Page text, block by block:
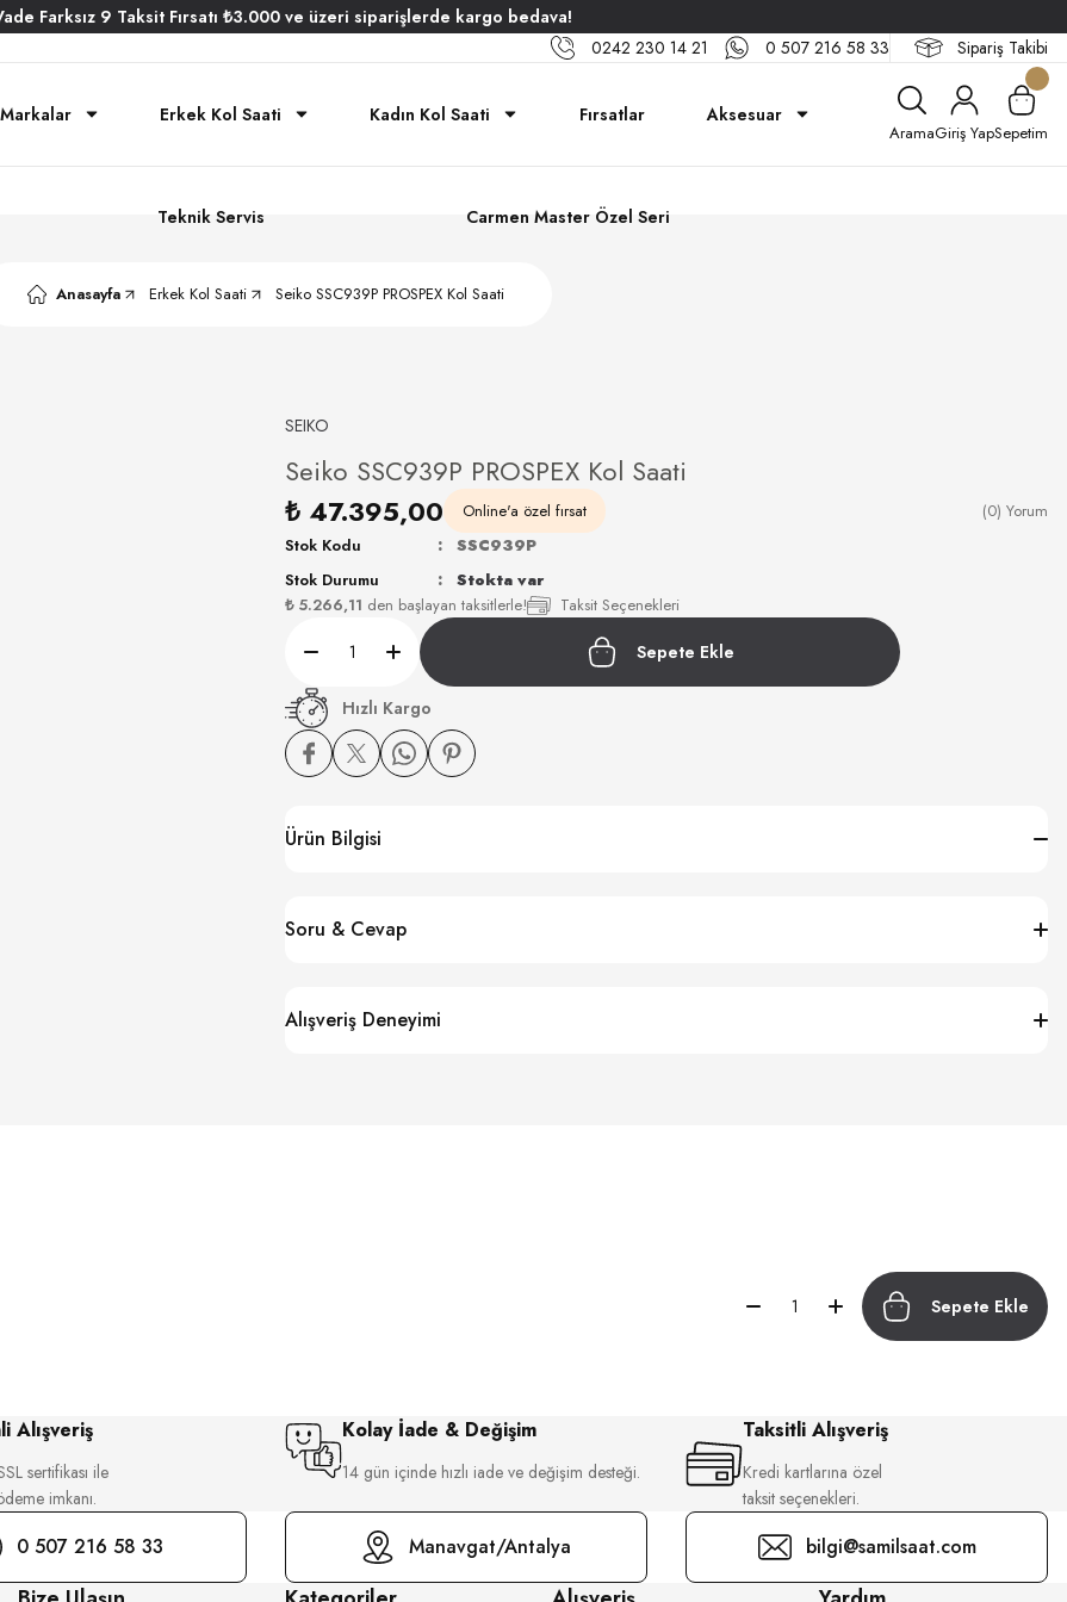
Farksız 9 Taksit Fırsatı ₺3.000 ve üzeri siparişlerde kargo bedava!
0242 230 14 21 0 507 216 58 33 Sipariş Takibi
Markalar Erkek Kol Saati Kadın Kol Saati Fırsatlar Aksesuar
Teknik Servis Carmen Master Özel Seri
AramaGiriş YapSepetim
Anasayfa Erkek Kol Saati Seiko SSC939P PROSPEX Kol Saati
SEIKO
Seiko SSC939P PROSPEX Kol Saati
₺ 47.395,00
Online'a özel fırsat (0) Yorum
₺ 5.266,11 den başlayan taksitlerle! Taksit Seçenekleri
Stok Kodu
SSC939P
Stok Durumu
Stokta var
Sepete Ekle
Hızlı Kargo
Ürün Bilgisi
Soru & Cevap
Alışveriş Deneyimi
Sepete Ekle
Alışveriş
sertifikası ile
imkanı.
Kolay İade & Değişim
14 gün içinde hızlı iade ve değişim desteği.
Taksitli Alışveriş
Kredi kartlarına özel
taksit seçenekleri.
0 507 216 58 33 Manavgat/Antalya bilgi@samilsaat.com